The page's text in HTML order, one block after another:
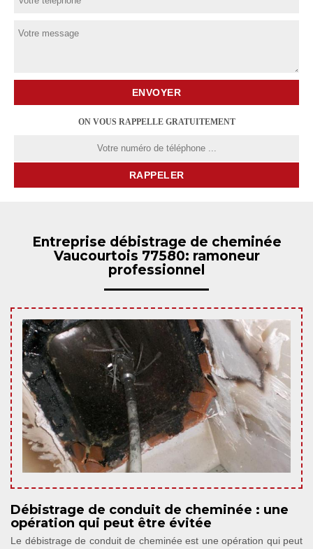
ON VOUS RAPPELLE GRATUITEMENT
Entreprise débistrage de cheminée
Vaucourtois 77580: ramoneur
professionnel
Débistrage de conduit de cheminée : une
opération qui peut être évitée
Le débistrage de conduit de cheminée est une opération qui peut